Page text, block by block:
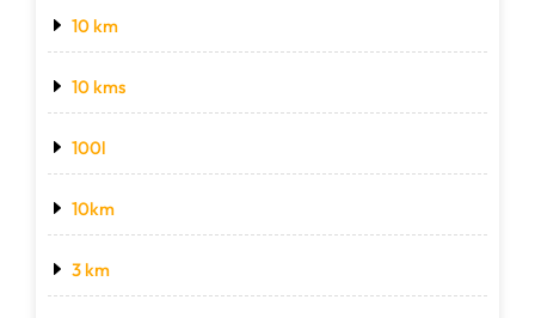
10 km
10 kms
100l
10km
3 km